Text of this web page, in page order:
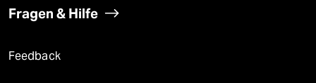
Fragen & Hilfe
Feedback